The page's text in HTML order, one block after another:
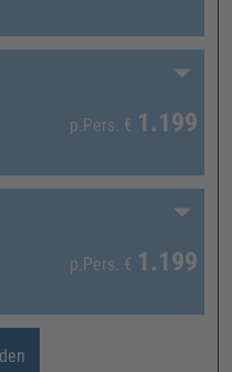
p.Pers. € 1.199
p.Pers. € 1.199